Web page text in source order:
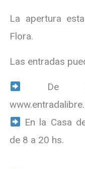
La apertura
Flora.
Las entradas
De
En la Casa
de 8 a 20 hs.